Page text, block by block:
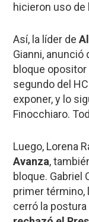
hicieron uso de
Así, la líder de
Gianni,
bloque
segundo del
exponer, y lo
Finocchiaro.
Luego, Lorena
Avanza,
bloque. Gabriel
primer término,
cerró la